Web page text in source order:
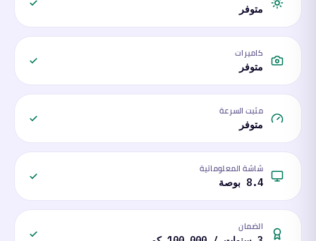
متوفر
كاميرات
متوفر
مثبت السرعة
متوفر
شاشة المعلوماتية
8.4 بوصة
الضمان